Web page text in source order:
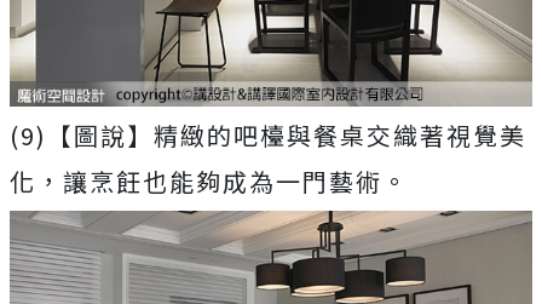
(9)【圖說】精緻的吧檯與餐桌交織著視覺美
化，讓烹飪也能夠成為一門藝術。